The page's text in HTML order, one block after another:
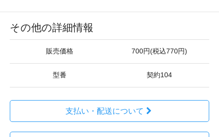
その他の詳細情報
販売価格 700円(税込770円)
型番 契約104
支払い・配送について